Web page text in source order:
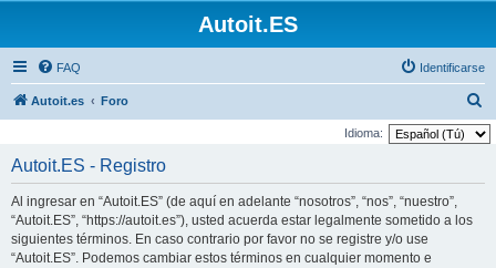
Autoit.ES
FAQ Identificarse
Autoit.es Foro
u
Idioma:
Autoit.ES - Registro
Al ingresar en “Autoit.ES” (de aquí en adelante “nosotros”, “nos”, “nuestro”,
“Autoit.ES”, “https://autoit.es”), usted acuerda estar legalmente sometido a los
siguientes términos. En caso contrario por favor no se registre y/o use
“Autoit.ES”. Podemos cambiar estos términos en cualquier momento e